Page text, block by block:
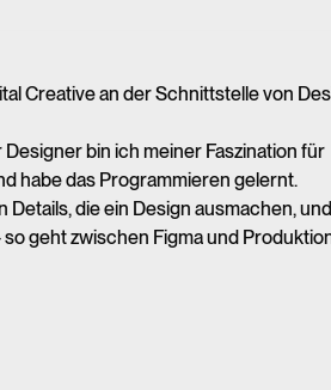
Creative an der Schnittstelle von
bin ich meiner Faszination für
habe das Programmieren gelernt.
Details, die ein Design ausmachen,
geht zwischen Figma und